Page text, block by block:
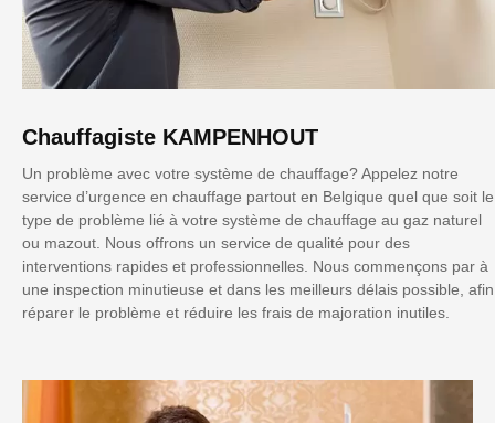
Chauffagiste KAMPENHOUT
Un problème avec votre système de chauffage? Appelez notre
service d’urgence en chauffage partout en Belgique quel que soit le
type de problème lié à votre système de chauffage au gaz naturel
ou mazout. Nous offrons un service de qualité pour des
interventions rapides et professionnelles. Nous commençons par à
une inspection minutieuse et dans les meilleurs délais possible, afin
réparer le problème et réduire les frais de majoration inutiles.